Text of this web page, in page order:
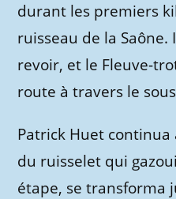
durant les premiers
ruisseau de la
revoir, et le Fleuve-
route à travers le
Patrick Huet
du ruisselet qui
étape, se transforma